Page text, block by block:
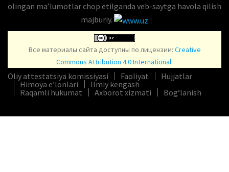
olingan maʼlumotlar chop etilganda veb-saytga havola qilish
majburiy.
Все материалы сайта доступны по лицензии: Creative
Commons Attribution 4.0 International.
Oliy attestatsiya komissiyasi Faoliyat
Hujjatlar
Himoya e’lonlari
Ilmiy kengash
Raqamli hukumat
Axborot xizmati Bog‘lanish